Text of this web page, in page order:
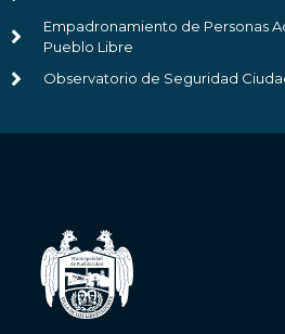
Empadronamiento de Personas
Pueblo Libre
Observatorio de Seguridad